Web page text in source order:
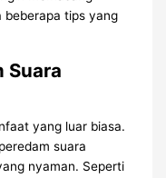
beberapa tips yang
Suara
yang luar biasa.
suara
nyaman. Seperti